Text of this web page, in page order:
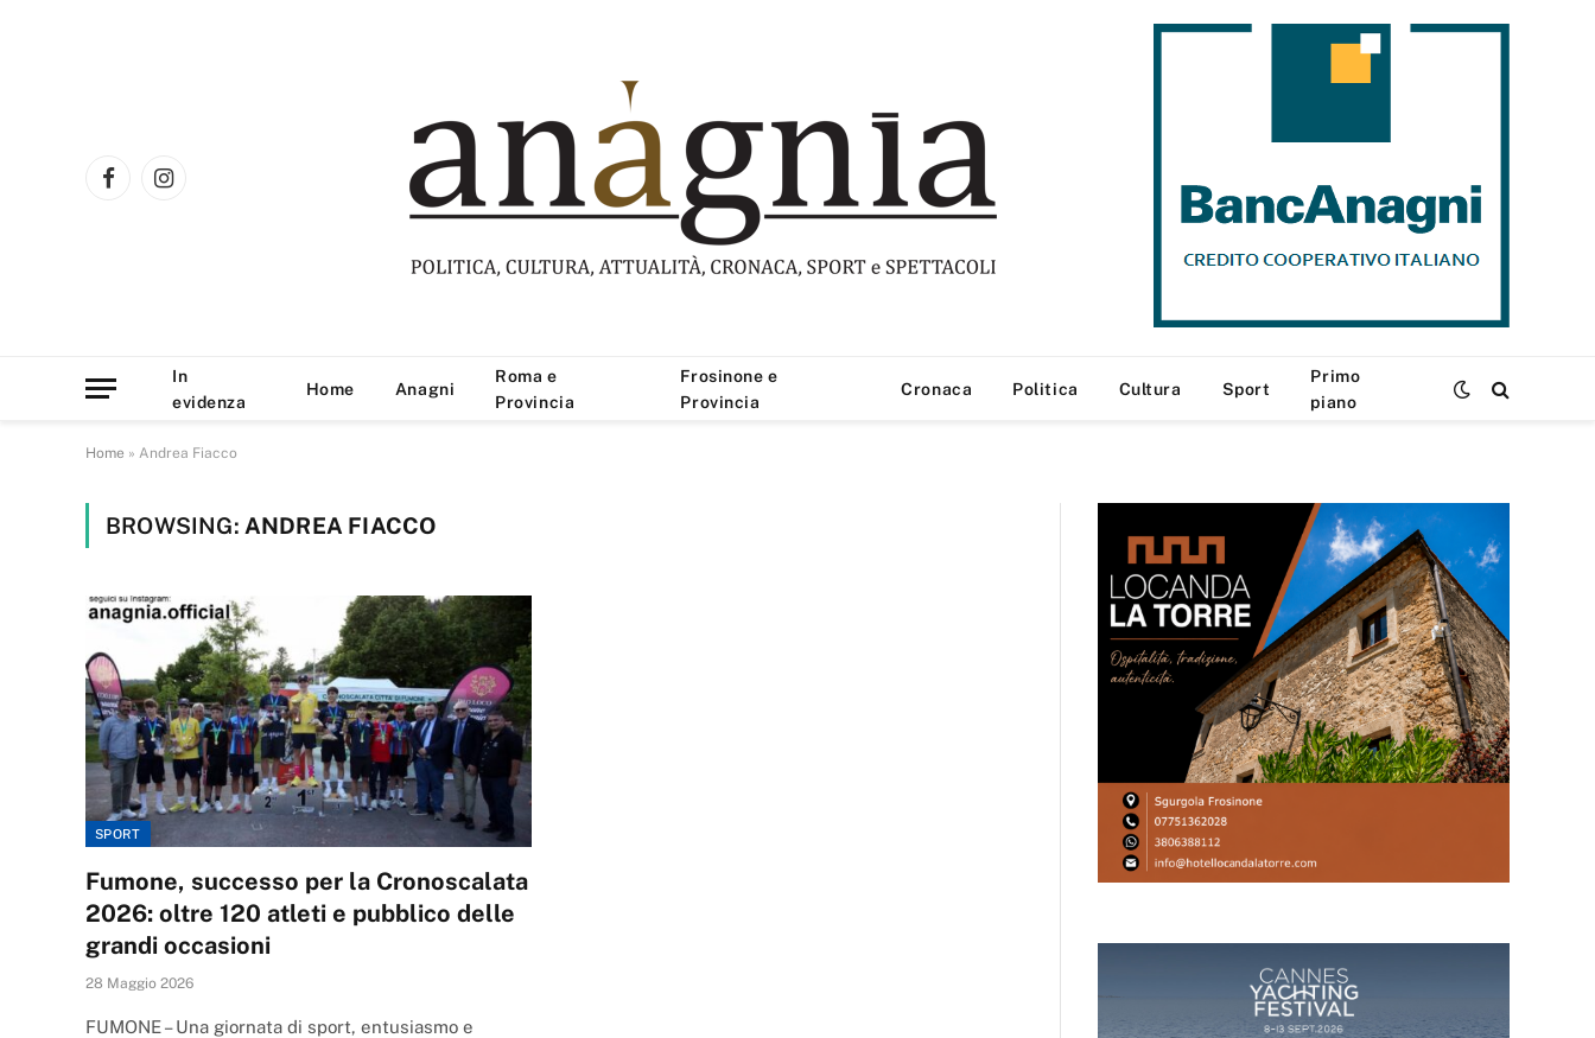
FacebookInstagram
In
evidenza
Home Anagni
Roma e
Provincia
Frosinone e
Provincia
Cronaca Politica Cultura Sport
Primo
piano
Home » Andrea Fiacco
BROWSING: ANDREA FIACCO
SPORT
Fumone, successo per la Cronoscalata
2026: oltre 120 atleti e pubblico delle
grandi occasioni
28 Maggio 2026
FUMONE – Una giornata di sport, entusiasmo e